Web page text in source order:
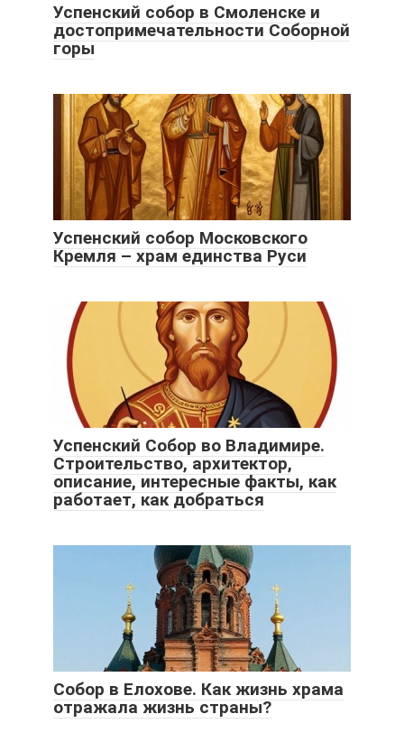
Успенский собор в Смоленске и
достопримечательности Соборной
горы
Успенский собор Московского
Кремля – храм единства Руси
Успенский Собор во Владимире.
Строительство, архитектор,
описание, интересные факты, как
работает, как добраться
Собор в Елохове. Как жизнь храма
отражала жизнь страны?